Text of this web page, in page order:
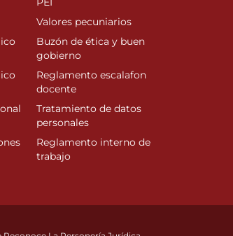
Valores pecuniarios
Buzón de ética y buen
gobierno
Reglamento escalafon
docente
Tratamiento de datos
personales
Reglamento interno de
trabajo